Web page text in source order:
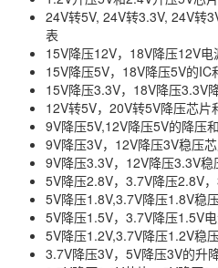
24V转5V, 24V转3.3V, 24V转
表
15V降压12V，18V降压12V电
15V降压5V，18V降压5V的IC
15V降压3.3V，18V降压3.3V
12V转5V，20V转5V降压芯片
9V降压5V,12V降压5V的降压
9V降压3V，12V降压3V稳压
9V降压3.3V，12V降压3.3V
5V降压2.8V，3.7V降压2.8V
5V降压1.8V,3.7V降压1.8V稳
5V降压1.5V，3.7V降压1.5V
5V降压1.2V,3.7V降压1.2V稳
3.7V降压3V，5V降压3V的升